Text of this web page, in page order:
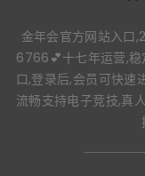
金年会官方网站入口
6766💕十七年运营,
口,登录后,会员可快速
流畅支持电子竞技,真